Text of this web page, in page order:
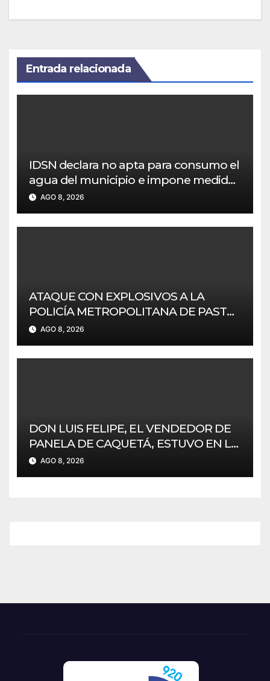
Entrada relacionada
IDSN declara no apta para consumo el
agua del municipio e impone medidas
a Empoobando
AGO 8, 2026
ATAQUE CON EXPLOSIVOS A LA
POLICÍA METROPOLITANA DE PASTO
SIN AFECTACIONES.
AGO 8, 2026
DON LUIS FELIPE, EL VENDEDOR DE
PANELA DE CAQUETÁ, ESTUVO EN LA
CEREMONIA DE POSESIÓN DE
AGO 8, 2026